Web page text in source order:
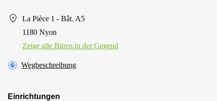
La Pièce 1 - Bât. A5
1180 Nyon
Zeige alle Büros in der Gegend
Wegbeschreibung
Einrichtungen